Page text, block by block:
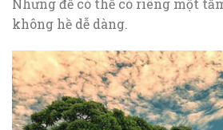
Nhưng để có thể có riêng một
không hề dễ dàng.